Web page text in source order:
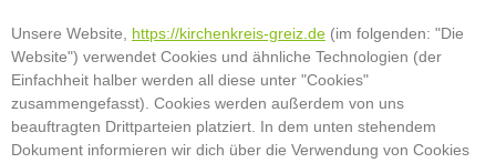
Unsere Website, https://kirchenkreis-greiz.de (im folgenden: "Die
Website") verwendet Cookies und ähnliche Technologien (der
Einfachheit halber werden all diese unter "Cookies"
zusammengefasst). Cookies werden außerdem von uns
beauftragten Drittparteien platziert. In dem unten stehendem
Dokument informieren wir dich über die Verwendung von Cookies